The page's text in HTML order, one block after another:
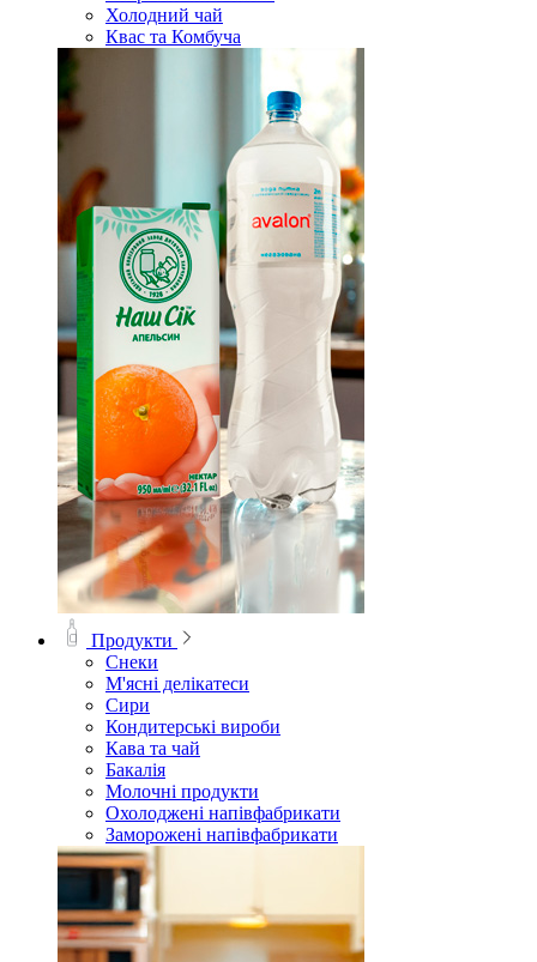
Холодний чай
Квас та Комбуча
Продукти
Снеки
М'ясні делікатеси
Сири
Кондитерські вироби
Кава та чай
Бакалія
Молочні продукти
Охолоджені напівфабрикати
Заморожені напівфабрикати